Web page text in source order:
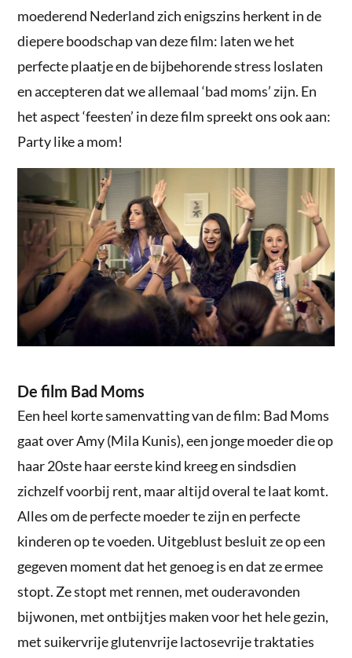
moederend Nederland zich enigszins herkent in de
diepere boodschap van deze film: laten we het
perfecte plaatje en de bijbehorende stress loslaten
en accepteren dat we allemaal ‘bad moms’ zijn. En
het aspect ‘feesten’ in deze film spreekt ons ook aan:
Party like a mom!
De film Bad Moms
Een heel korte samenvatting van de film: Bad Moms
gaat over Amy (Mila Kunis), een jonge moeder die op
haar 20ste haar eerste kind kreeg en sindsdien
zichzelf voorbij rent, maar altijd overal te laat komt.
Alles om de perfecte moeder te zijn en perfecte
kinderen op te voeden. Uitgeblust besluit ze op een
gegeven moment dat het genoeg is en dat ze ermee
stopt. Ze stopt met rennen, met ouderavonden
bijwonen, met ontbijtjes maken voor het hele gezin,
met suikervrije glutenvrije lactosevrije traktaties